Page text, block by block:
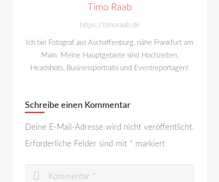
Timo Raab
https://timoraab.de
Ich bin Fotograf aus Aschaffenburg, nähe Frankfurt am
Main. Meine Hauptgebiete sind Hochzeiten,
Headshots, Businessportraits und Eventreportagen!
Schreibe einen Kommentar
Deine E-Mail-Adresse wird nicht veröffentlicht.
Erforderliche Felder sind mit * markiert